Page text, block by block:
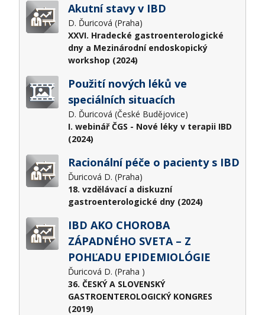
Akutní stavy v IBD
D. Ďuricová (Praha)
XXVI. Hradecké gastroenterologické
dny a Mezinárodní endoskopický
workshop (2024)
Použití nových léků ve
speciálních situacích
D. Ďuricová (České Budějovice)
I. webinář ČGS - Nové léky v terapii IBD
(2024)
Racionální péče o pacienty s IBD
Ďuricová D. (Praha)
18. vzdělávací a diskuzní
gastroenterologické dny (2024)
IBD AKO CHOROBA
ZÁPADNÉHO SVETA – Z
POHĽADU EPIDEMIOLÓGIE
Ďuricová D. (Praha )
36. ČESKÝ A SLOVENSKÝ
GASTROENTEROLOGICKÝ KONGRES
(2019)